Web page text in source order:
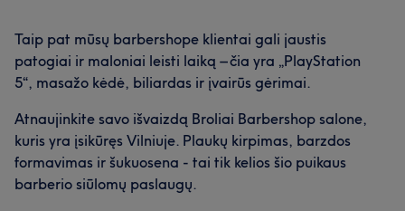
Kruopštus 5
Taip pat mūsų barbershope klientai gali jaustis
patogiai ir maloniai leisti laiką – čia yra „PlayStation
5“, masažo kėdė, biliardas ir įvairūs gėrimai.
Atnaujinkite savo išvaizdą Broliai Barbershop salone,
kuris yra įsikūręs Vilniuje. Plaukų kirpimas, barzdos
formavimas ir šukuosena - tai tik kelios šio puikaus
barberio siūlomų paslaugų.